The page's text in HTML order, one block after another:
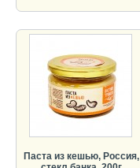
Паста из кешью, Россия,